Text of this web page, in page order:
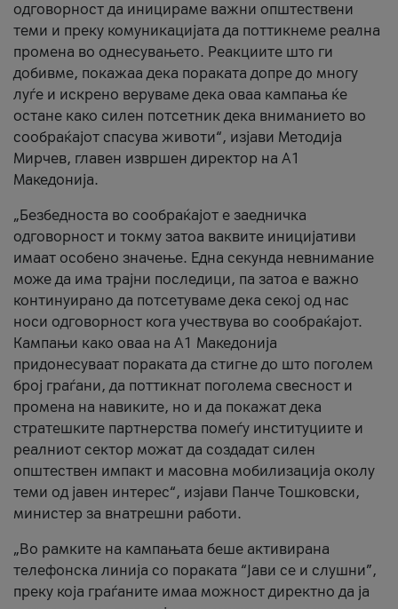
одговорност да иницираме важни општествени
теми и преку комуникацијата да поттикнеме реална
промена во однесувањето. Реакциите што ги
добивме, покажаа дека пораката допре до многу
луѓе и искрено веруваме дека оваа кампања ќе
остане како силен потсетник дека вниманието во
сообраќајот спасува животи“, изјави Методија
Мирчев, главен извршен директор на А1
Македонија.
„Безбедноста во сообраќајот е заедничка
одговорност и токму затоа ваквите иницијативи
имаат особено значење. Една секунда невнимание
може да има трајни последици, па затоа е важно
континуирано да потсетуваме дека секој од нас
носи одговорност кога учествува во сообраќајот.
Кампањи како оваа на A1 Македонија
придонесуваат пораката да стигне до што поголем
број граѓани, да поттикнат поголема свесност и
промена на навиките, но и да покажат дека
стратешките партнерства помеѓу институциите и
реалниот сектор можат да создадат силен
општествен импакт и масовна мобилизација околу
теми од јавен интерес“, изјави Панче Тошковски,
министер за внатрешни работи.
„Во рамките на кампањата беше активирана
телефонска линија со пораката “Јави се и слушни”,
преку која граѓаните имаа можност директно да ја